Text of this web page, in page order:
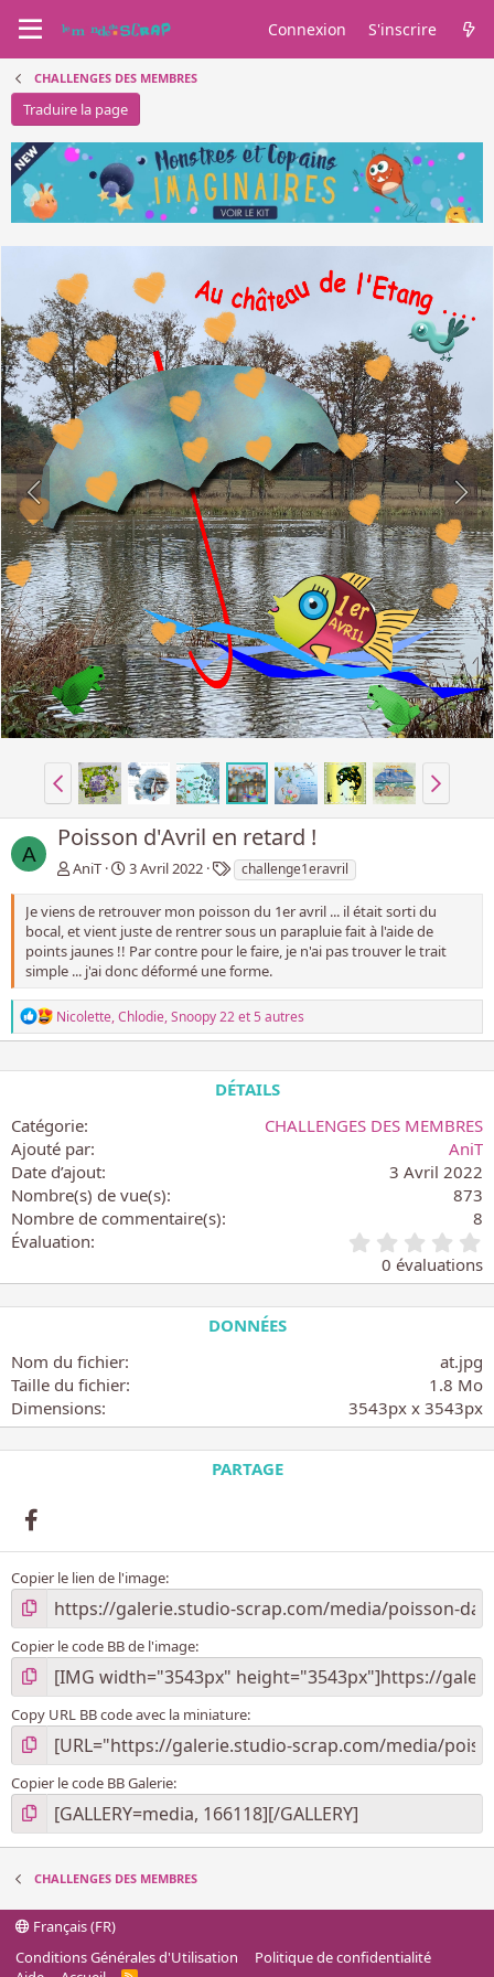
Connexion S'inscrire
CHALLENGES DES MEMBRES
Traduire la page
A
Poisson d'Avril en retard !
AniT 3 Avril 2022
T
a
g
(
u
n
q
u
e
e
c
h
a
g
s
s
challenge1eravril
Je viens de retrouver mon poisson du 1er avril ... il était sorti du
bocal, et vient juste de rentrer sous un parapluie fait à l'aide de
points jaunes !! Par contre pour le faire, je n'ai pas trouver le trait
simple ... j'ai donc déformé une forme.
L
e
r
c
t
i
o
n
:
Nicolette,Chlodie,Snoopy 22et 5 autres
DÉTAILS
Catégorie
CHALLENGES DES MEMBRES
Ajouté par
AniT
Date d’ajout
3 Avril 2022
Nombre(s) de vue(s)
873
Nombre de commentaire(s)
8
Évaluation
.
0
0
i
l
e
s
0 évaluations
DONNÉES
Nom du fichier
at.jpg
Taille du fichier
1.8 Mo
Dimensions
3543px x 3543px
PARTAGE
Copier le lien de l'image
Copier le code BB de l'image
Copy URL BB code avec la miniature
Copier le code BB Galerie
CHALLENGES DES MEMBRES
Français (FR)
Conditions Générales d'Utilisation
Politique de confidentialité